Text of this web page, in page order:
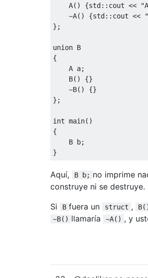
    A
() {std:: cout <<
~A() {std:: cout <<
};
union
{
    A a
;
    B
()
{}
~B()
{}
};
int main()
{
    B b
;
}
Aquí, B b; no imprime
construye ni se destruye.
Si
B fuera un struct ,
~B() llamaría ~A() , y